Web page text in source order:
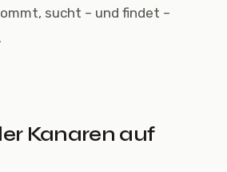
sucht – und findet –
Kanaren auf